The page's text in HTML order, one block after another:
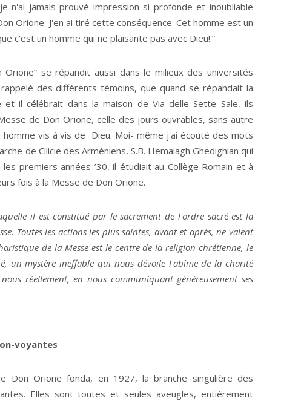
n'ai jamais prouvé impression si profonde et inoubliable
Orione. J'en ai tiré cette conséquence: Cet homme est un
c'est un homme qui ne plaisante pas avec Dieu!.”
se répandit aussi dans le milieux des universités
des différents témoins, que quand se répandait la
il célébrait dans la maison de Via delle Sette Sale, ils
de Don Orione, celle des jours ouvrables, sans autre
vis à vis de Dieu. Moi- même j'ai écouté des mots
de Cilicie des Arméniens, S.B. Hemaiagh Ghedighian qui
premiers années ’30, il étudiait au Collège Romain et à
fois à la Messe de Don Orione.
il est constitué par le sacrement de l'ordre sacré est la
Toutes les actions les plus saintes, avant et après, ne valent
de la Messe est le centre de la religion chrétienne, le
un mystère ineffable qui nous dévoile l'abîme de la charité
réellement, en nous communiquant généreusement ses
voyantes
Don Orione fonda, en 1927, la branche singulière des
Elles sont toutes et seules aveugles, entièrement